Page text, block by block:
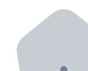
Intégrez un
API Bitnovo